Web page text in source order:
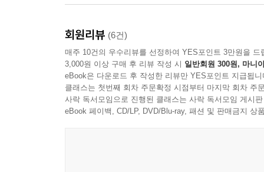
회원리뷰 (6건)
매주 10건의 우수리뷰를 선정하여 YES포인트 3만원을 드
3,000원 이상 구매 후 리뷰 작성 시 일반회원 300원, 마니
eBook은 다운로드 후 작성한 리뷰만 YES포인트 지급됩니
클래스는 첫번째 회차 주문확정 시점부터 마지막 회차 주
사락 독서모임으로 진행된 클래스는 사락 독서모임 게시
eBook 페이백, CD/LP, DVD/Blu-ray, 패션 및 판매금지 상